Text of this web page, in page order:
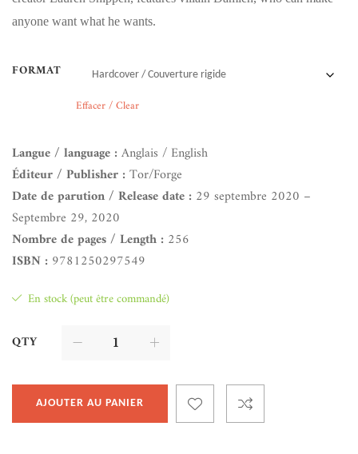
anyone want what he wants.
FORMAT
Effacer / Clear
Langue / language :Anglais / English
Éditeur / Publisher :Tor/Forge
Date de parution / Release date : 29 septembre 2020 –
Septembre 29, 2020
Nombre de pages / Length : 256
ISBN : 9781250297549
En stock (peut être commandé)
QTY
AJOUTER AU PANIER